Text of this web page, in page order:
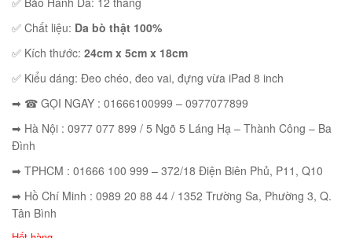
✅ Chất liệu: Da bò thật 100%
✅ Kích thước: 24cm x 5cm x 18cm
✅ Kiểu dáng: Đeo chéo, đeo vai, đựng vừa iPad 8 inch
➡ ☎ GỌI NGAY : 01666100999 – 0977077899
➡ Hà Nội : 0977 077 899 / 5 Ngõ 5 Láng Hạ – Thành Công – Ba
Đình
➡ TPHCM : 01666 100 999 – 372/18 Điện Biên Phủ, P11, Q10
➡ Hồ Chí Minh : 0989 20 88 44 / 1352 Trường Sa, Phường 3, Q.
Tân Bình
JEEP giá rẻ 002